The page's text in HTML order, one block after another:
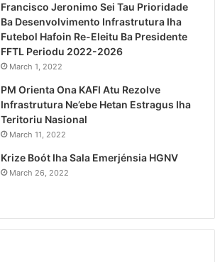
Francisco Jeronimo Sei Tau Prioridade
Ba Desenvolvimento Infrastrutura Iha
Futebol Hafoin Re-Eleitu Ba Presidente
FFTL Periodu 2022-2026
March 1, 2022
PM Orienta Ona KAFI Atu Rezolve
Infrastrutura Ne’ebe Hetan Estragus Iha
Teritoriu Nasional
March 11, 2022
Krize Boót Iha Sala Emerjénsia HGNV
March 26, 2022